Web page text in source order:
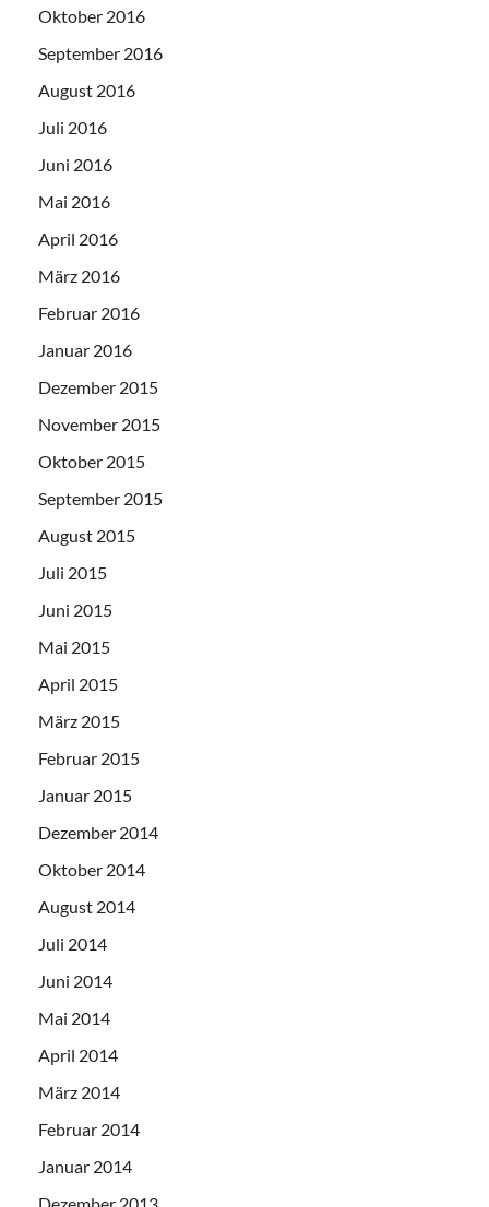
Oktober 2016
September 2016
August 2016
Juli 2016
Juni 2016
Mai 2016
April 2016
März 2016
Februar 2016
Januar 2016
Dezember 2015
November 2015
Oktober 2015
September 2015
August 2015
Juli 2015
Juni 2015
Mai 2015
April 2015
März 2015
Februar 2015
Januar 2015
Dezember 2014
Oktober 2014
August 2014
Juli 2014
Juni 2014
Mai 2014
April 2014
März 2014
Februar 2014
Januar 2014